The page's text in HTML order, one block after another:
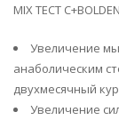
MIX TECT
Увеличение
анаболическим
двухмесячный
Увеличение